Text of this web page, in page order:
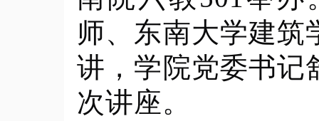
师、东南大学建筑
讲，学院党委书记
次讲座。